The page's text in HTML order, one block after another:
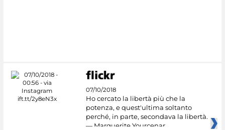
07/10/2018
Ho cercato la libertà più che la
potenza, e quest'ultima soltanto
perché, in parte, secondava la libertà.
— Marguerite Yourcenar